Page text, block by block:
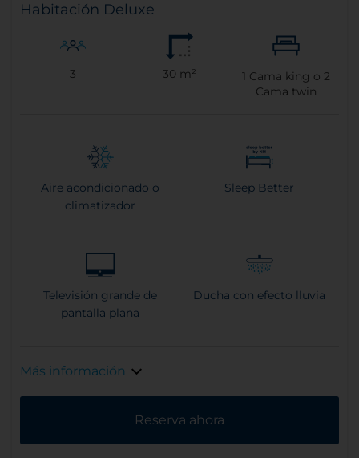
Habitación Deluxe
3 30 m² 1 Cama king o 2
Cama twin
Aire acondicionado o
climatizador
Sleep Better
Televisión grande de
pantalla plana
Ducha con efecto lluvia
Más información
Reserva ahora